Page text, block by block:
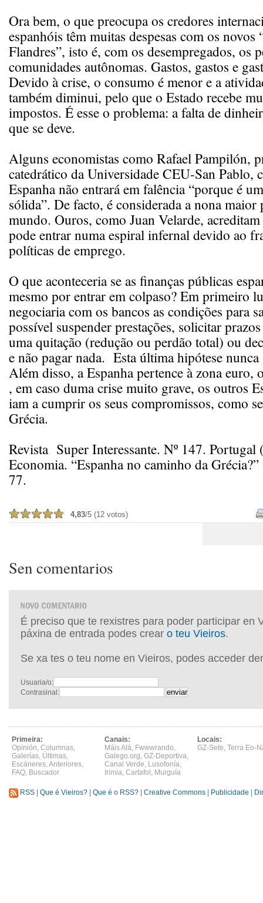
Ora bem, o que preocupa os credores
espanhóis têm muitas despesas com os novos
Flandres”, isto é, com os desempregados, os
comunidades autônomas. Gastos, gastos e
Devido à crise, o consumo é menor e a
também diminui, pelo que o Estado recebe
impostos. É esse o problema: a falta de
que se deve.
Alguns economistas como Rafael Pampilón,
catedrático da Universidade CEU-San Pablo,
Espanha não entrará em falência “porque é
sólida”. De facto, é considerada a nona maior
mundo. Ouros, como Juan Velarde,
pode entrar numa espiral infernal devido ao
políticas de emprego.
O que aconteceria se as finanças públicas
mesmo por entrar em colpaso? Em primeiro
negociaria com os bancos as condições para
possível suspender prestações, solicitar
uma quitação (redução ou perdão total) ou
e não pagar nada. Esta última hipótese
Além disso, a Espanha pertence à zona euro,
, em caso duma crise muito grave, os outros
iam a cumprir os seus compromissos, como
Grécia.
Revista Super Interessante. Nº 147. Portugal
Economia. “Espanha no caminho da
77.
4,83/5 (12 votos)
Sen comentarios
É preciso que te rexistres para poder participar en
páxina de entrada podes crear o teu Vieiros.
Se xa tes o teu nome en Vieiros, podes acceder
Usuaria/o:
Contrasinal:
Primeira:
Opinión, Columnas,
Galerías, Últimas,
Escáneres,Anteriores,
FAQ, Buscador
Canais:
Máis Alá, Fwwwrando,
Galego.org, GZ-Deportiva,
Canal Verde, Lusofonía,
Irimia, Cartafol , Murguía
Locais:
GZ-Sete, Terra Eo-
RSS Que é Vieiros? Que é o RSS? Creative Commons Publicidade